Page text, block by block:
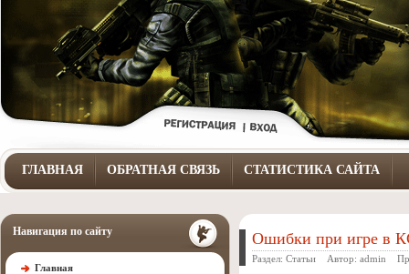
ГЛАВНАЯ ОБРАТНАЯ СВЯЗЬ СТАТИСТИКА САЙТА
Навигация по сайту
Главная
Ошибки при игре в
Раздел: Статьи Автор: admin